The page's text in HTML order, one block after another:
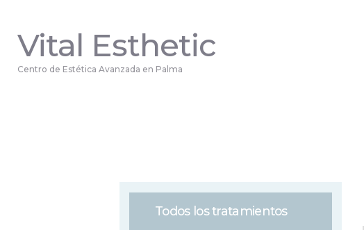
Vital Esthetic
Centro de Estética Avanzada en Palma
Todos los tratamientos